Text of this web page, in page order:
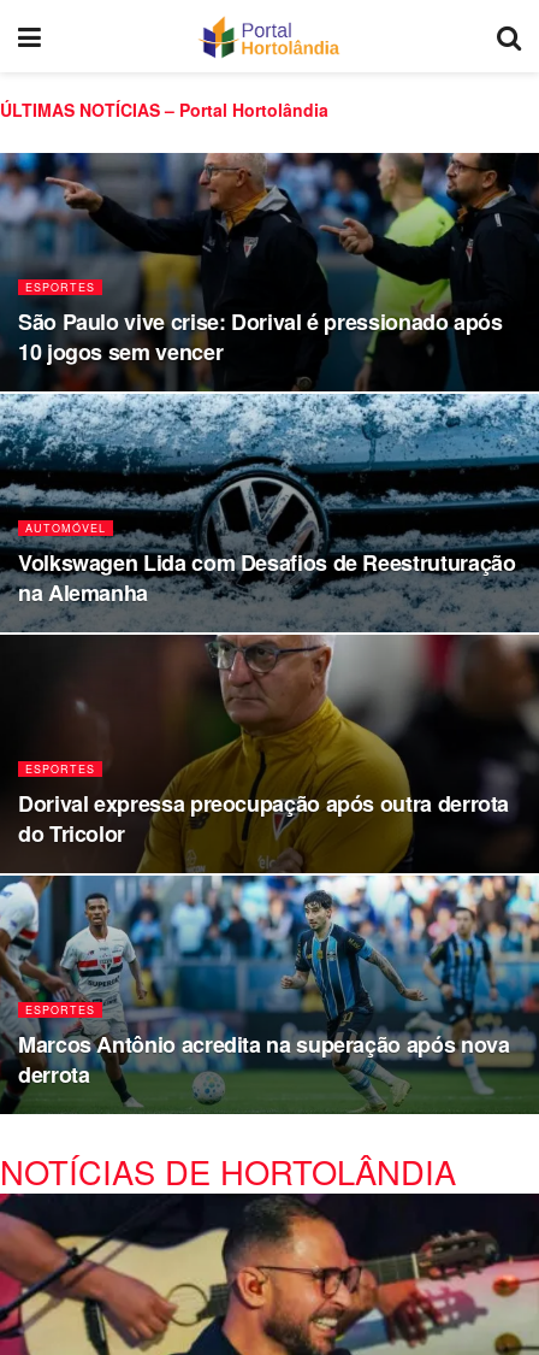
ÚLTIMAS NOTÍCIAS – Portal Hortolândia
ESPORTES
São Paulo vive crise: Dorival é pressionado após
10 jogos sem vencer
AUTOMÓVEL
Volkswagen Lida com Desafios de Reestruturação
na Alemanha
ESPORTES
Dorival expressa preocupação após outra derrota
do Tricolor
ESPORTES
Marcos Antônio acredita na superação após nova
derrota
NOTÍCIAS DE HORTOLÂNDIA